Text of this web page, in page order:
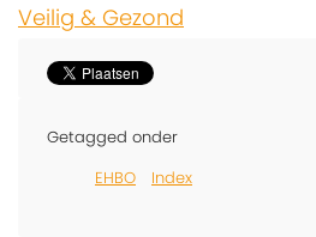
Veilig & Gezond
Getagged onder
EHBO
Index